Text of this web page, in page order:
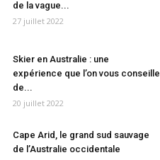
de la vague...
27 juillet 2022
Skier en Australie : une
expérience que l’on vous conseille
de...
20 juillet 2022
Cape Arid, le grand sud sauvage
de l’Australie occidentale